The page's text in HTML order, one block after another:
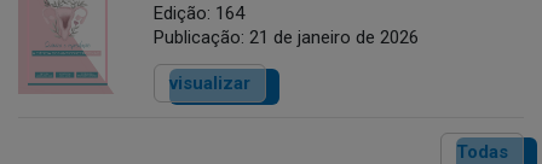
Edição: 164
Publicação: 21 de janeiro de 2026
visualizar
Todas